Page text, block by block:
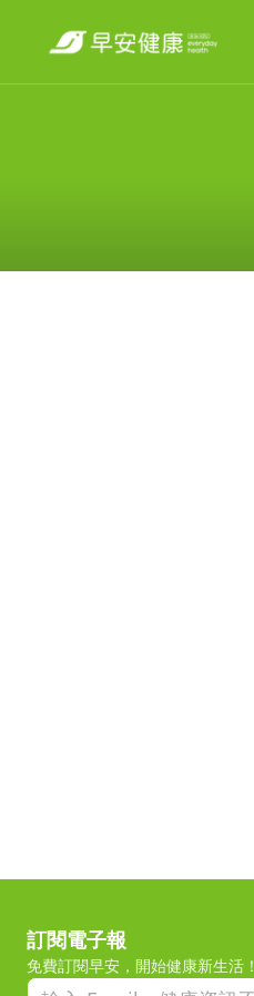
訂閱電子報
免費訂閱早安，開始健康新生活！